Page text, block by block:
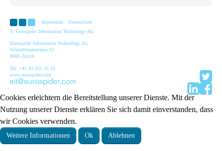
Impressum
Datenschutz
© Eurospider Information Technology AG
Eurospider Information Technology AG
Winterthurerstrasse 92
8006 Zürich
Tel: +41 43 255 25 25
www.eurospider.com
Cookies erleichtern die Bereitstellung unserer Dienste. Mit der
Nutzung unserer Dienste erklären Sie sich damit einverstanden, dass
wir Cookies verwenden.
Weitere Informationen Ok Ablehnen